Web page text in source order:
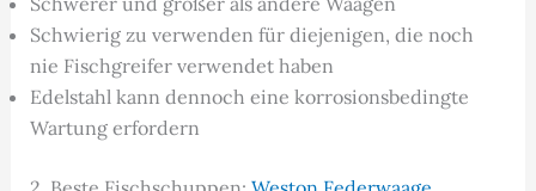
Schwierig zu verwenden für diejenigen, die noch
nie Fischgreifer verwendet haben
Edelstahl kann dennoch eine korrosionsbedingte
Wartung erfordern